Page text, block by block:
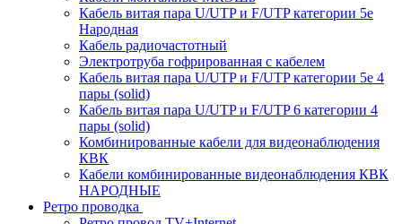
Кабель витая пара U/UTP и F/UTP категории 5е
Народная
Кабель радиочастотный
Электротруба гофрированная с кабелем
Кабель витая пара U/UTP и F/UTP категории 5e 4
пары (solid)
Кабель витая пара U/UTP и F/UTP 6 категории 4
пары (solid)
Комбинированные кабели для видеонаблюдения
КВК
Кабели комбинированные видеонаблюдения КВК
НАРОДНЫЕ
Ретро проводка